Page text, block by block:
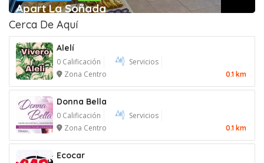
Apart La Soñada
Cerca De Aquí
Alelí
0 Calificación
Servicios
Zona Centro
0.1 km
Donna Bella
0 Calificación
Servicios
Zona Centro
0.1 km
Ecocar